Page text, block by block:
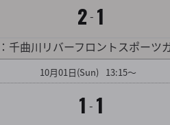
2- 1
千曲川リバーフロントスポーツ
10月01 日(Sun) 13:15～
1 - 1
対戦カード詳細を見る
対戦カード詳細を見る